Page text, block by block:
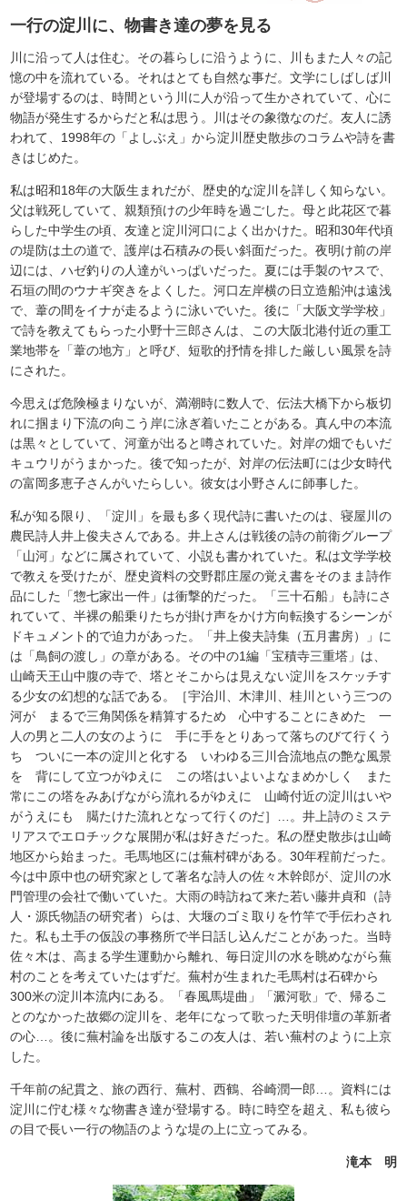
一行の淀川に、物書き達の夢を見る
川に沿って人は住む。その暮らしに沿うように、川もまた人々の記
憶の中を流れている。それはとても自然な事だ。文学にしばしば川
が登場するのは、時間という川に人が沿って生かされていて、心に
物語が発生するからだと私は思う。川はその象徴なのだ。友人に誘
われて、1998年の「よしぶえ」から淀川歴史散歩のコラムや詩を書
きはじめた。
私は昭和18年の大阪生まれだが、歴史的な淀川を詳しく知らない。
父は戦死していて、親類預けの少年時を過ごした。母と此花区で暮
らした中学生の頃、友達と淀川河口によく出かけた。昭和30年代頃
の堤防は土の道で、護岸は石積みの長い斜面だった。夜明け前の岸
辺には、ハゼ釣りの人達がいっぱいだった。夏には手製のヤスで、
石垣の間のウナギ突きをよくした。河口左岸横の日立造船沖は遠浅
で、葦の間をイナが走るように泳いでいた。後に「大阪文学学校」
で詩を教えてもらった小野十三郎さんは、この大阪北港付近の重工
業地帯を「葦の地方」と呼び、短歌的抒情を排した厳しい風景を詩
にされた。
今思えば危険極まりないが、満潮時に数人で、伝法大橋下から板切
れに掴まり下流の向こう岸に泳ぎ着いたことがある。真ん中の本流
は黒々としていて、河童が出ると噂されていた。対岸の畑でもいだ
キュウリがうまかった。後で知ったが、対岸の伝法町には少女時代
の富岡多恵子さんがいたらしい。彼女は小野さんに師事した。
私が知る限り、「淀川」を最も多く現代詩に書いたのは、寝屋川の
農民詩人井上俊夫さんである。井上さんは戦後の詩の前衛グループ
「山河」などに属されていて、小説も書かれていた。私は文学学校
で教えを受けたが、歴史資料の交野郡庄屋の覚え書をそのまま詩作
品にした「惣七家出一件」は衝撃的だった。「三十石船」も詩にさ
れていて、半裸の船乗りたちが掛け声をかけ方向転換するシーンが
ドキュメント的で迫力があった。「井上俊夫詩集（五月書房）」に
は「鳥飼の渡し」の章がある。その中の1編「宝積寺三重塔」は、
山崎天王山中腹の寺で、塔とそこからは見えない淀川をスケッチす
る少女の幻想的な話である。［宇治川、木津川、桂川という三つの
河が まるで三角関係を精算するため 心中することにきめた 一
人の男と二人の女のように 手に手をとりあって落ちのびて行くう
ち ついに一本の淀川と化する いわゆる三川合流地点の艶な風景
を 背にして立つがゆえに この塔はいよいよなまめかしく また
常にこの塔をみあげながら流れるがゆえに 山崎付近の淀川はいや
がうえにも 臈たけた流れとなって行くのだ］…。井上詩のミステ
リアスでエロチックな展開が私は好きだった。私の歴史散歩は山崎
地区から始まった。毛馬地区には蕪村碑がある。30年程前だった。
今は中原中也の研究家として著名な詩人の佐々木幹郎が、淀川の水
門管理の会社で働いていた。大雨の時訪ねて来た若い藤井貞和（詩
人・源氏物語の研究者）らは、大堰のゴミ取りを竹竿で手伝わされ
た。私も土手の仮設の事務所で半日話し込んだことがあった。当時
佐々木は、高まる学生運動から離れ、毎日淀川の水を眺めながら蕪
村のことを考えていたはずだ。蕪村が生まれた毛馬村は石碑から
300米の淀川本流内にある。「春風馬堤曲」「澱河歌」で、帰るこ
とのなかった故郷の淀川を、老年になって歌った天明俳壇の革新者
の心…。後に蕪村論を出版するこの友人は、若い蕪村のように上京
した。
千年前の紀貫之、旅の西行、蕪村、西鶴、谷崎潤一郎…。資料には
淀川に佇む様々な物書き達が登場する。時に時空を超え、私も彼ら
の目で長い一行の物語のような堤の上に立ってみる。
滝本 明